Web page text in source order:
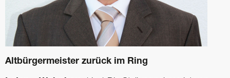
Altbürgermeister zurück im Ring